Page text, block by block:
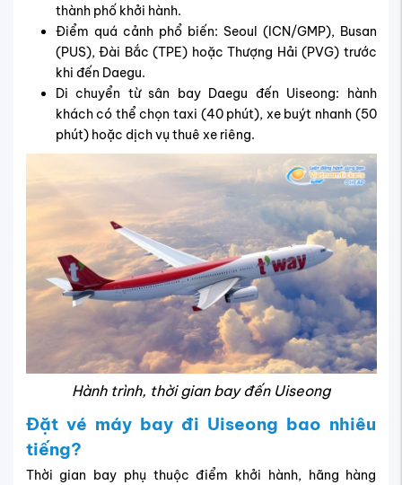
thành phố khởi hành.
Điểm quá cảnh phổ biến: Seoul (ICN/GMP), Busan
(PUS), Đài Bắc (TPE) hoặc Thượng Hải (PVG) trước
khi đến Daegu.
Di chuyển từ sân bay Daegu đến Uiseong: hành
khách có thể chọn taxi (40 phút), xe buýt nhanh (50
phút) hoặc dịch vụ thuê xe riêng.
Hành trình, thời gian bay đến Uiseong
Đặt vé máy bay đi Uiseong bao nhiêu
tiếng?
Thời gian bay phụ thuộc điểm khởi hành, hãng hàng